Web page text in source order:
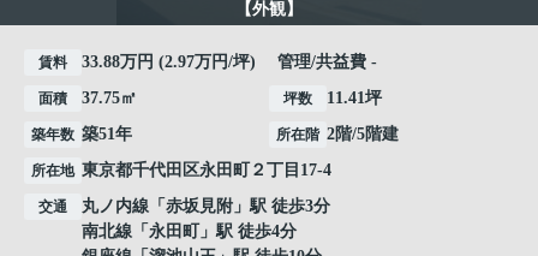
【外観】
賃料 33.88万円 (2.97万円/坪) 管理/共益費 -
面積 37.75㎡ 坪数 11.41坪
築年数 築51年 所在階 2階/5階建
所在地 東京都千代田区永田町 ２丁目17-4
交通 丸ノ内線 「 赤坂見附 」駅 徒歩3分
南北線 「 永田町
」駅 徒歩4分